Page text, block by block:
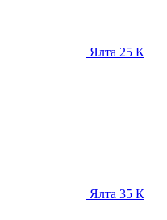
Ялта 25 К
Ялта 35 К